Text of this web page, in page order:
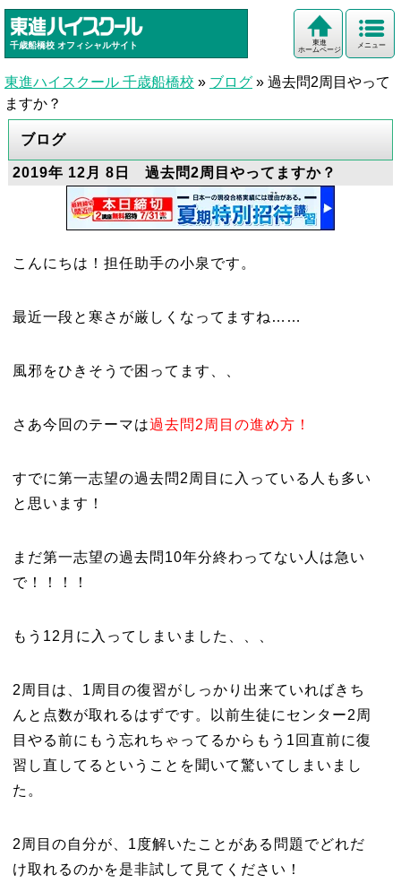
千歳船橋校 オフィシャルサイト メニュー
東進
ホームページ
東進ハイスクール 千歳船橋校 » ブログ » 過去問2周目やって
ますか？
ブログ
2019年 12月 8日 過去問2周目やってますか？
こんにちは！担任助手の小泉です。
最近一段と寒さが厳しくなってますね ……
風邪をひきそうで困ってます、、
さあ今回のテーマは過去問 2 周目の進め方！
すでに第一志望の過去問 2 周目に入っている人も多い
と思います！
まだ第一志望の過去問 10年分終わってない人は急い
で！！！！
もう 12 月に入ってしまいました、、、
2 周目は、 1 周目の復習がしっかり出来ていればきち
んと点数が取れるはずです。以前生徒にセンター2 周
目やる前にもう忘れちゃってるからもう 1 回直前に復
習し直してるということを聞いて驚いてしまいまし
た。
2 周目の自分が、 1 度解いたことがある問題でどれだ
け取れるのかを是非試して見てください！